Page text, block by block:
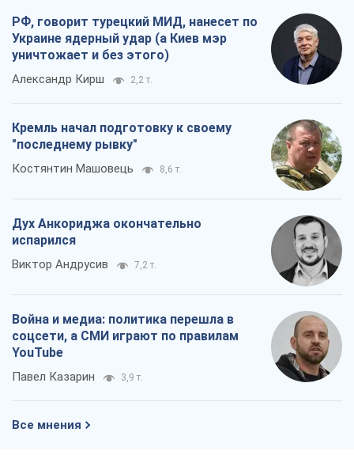
РФ, говорит турецкий МИД, нанесет по
Украине ядерный удар (а Киев мэр
уничтожает и без этого)
Александр Кирш 2,2 т.
Кремль начал подготовку к своему
"последнему рывку"
Костянтин Машовець 8,6 т.
Дух Анкориджа окончательно
испарился
Виктор Андрусив 7,2 т.
Война и медиа: политика перешла в
соцсети, а СМИ играют по правилам
YouTube
Павел Казарин 3,9 т.
Все мнения